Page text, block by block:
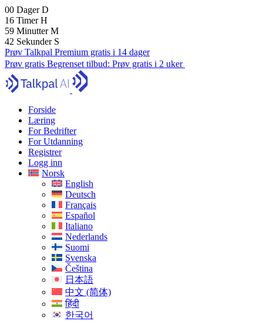
00 DagerD
16 TimerH
59 MinutterM
41 Sekunder S
Prøv Talkpal Premium gratis i 14 dager
Prøv gratis Begrenset tilbud: Prøv gratis i 2 uker
Forside
Læring
For Bedrifter
For Utdanning
Registrer
Logg inn
Norsk
English
Deutsch
Français
Español
Italiano
Nederlands
Suomi
Svenska
Čeština
日本語
中文 (简体)
हिंदी
한국어